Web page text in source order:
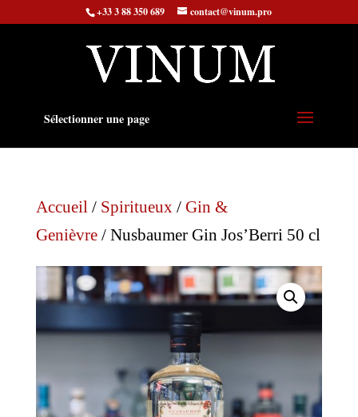
+33 3 88 350 689 contact@vinum.pro
Sélectionner une page
Accueil/ Spiritueux/ Gin &
Genièvre/ Nusbaumer Gin Jos’Berri 50 cl